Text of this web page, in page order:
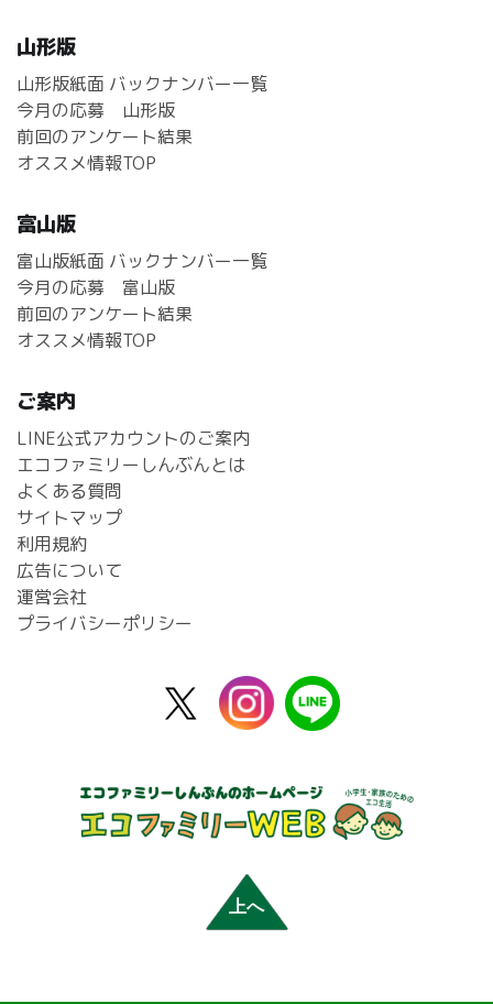
山形版
山形版紙面 バックナンバー一覧
今月の応募 山形版
前回のアンケート結果
オススメ情報TOP
富山版
富山版紙面 バックナンバー一覧
今月の応募 富山版
前回のアンケート結果
オススメ情報TOP
ご案内
LINE公式アカウントのご案内
エコファミリーしんぶんとは
よくある質問
サイトマップ
利用規約
広告について
運営会社
プライバシーポリシー
instagram
上へ